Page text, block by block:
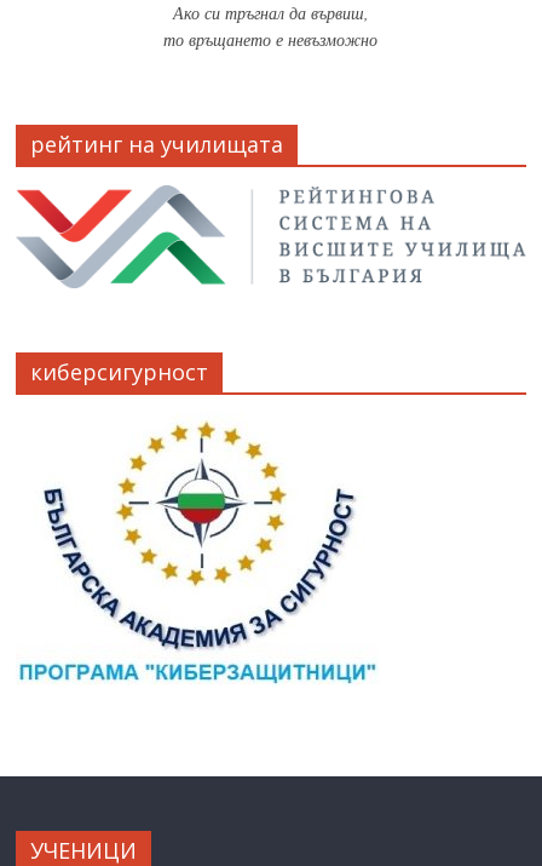
Ако си тръгнал да вървиш,
то връщането е невъзможно
рейтинг на училищата
киберсигурност
УЧЕНИЦИ